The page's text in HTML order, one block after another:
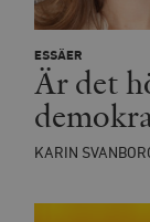
ESSÄER
Är det
KARIN